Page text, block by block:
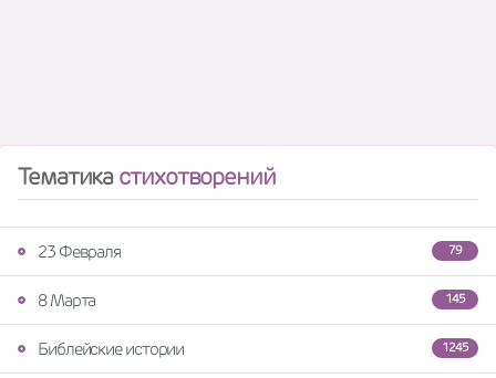
Тематикастихотворений
79
23 Февраля
145
8 Марта
1245
Библейские истории